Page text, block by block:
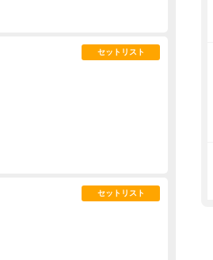
セットリスト
セットリスト